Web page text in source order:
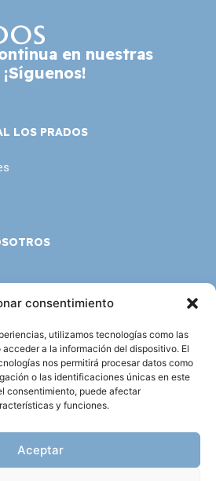
consentimiento
utilizamos tecnologías como las
a la información del dispositivo. El
nos permitirá procesar datos como
o las identificaciones únicas en este
consentimiento, puede afectar
y funciones.
Aceptar
en nuestras
LOS PRADOS
nuestra newsletter
privacidad
Suscribirse